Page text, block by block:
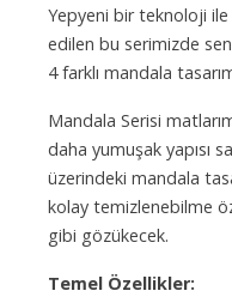
Yepyeni bir teknoloji
edilen bu serimizde
4 farklı mandala
Mandala Serisi
daha yumuşak yapısı
üzerindeki mandala
kolay temizlenebilme
gibi gözükecek.
Temel Özellikler: